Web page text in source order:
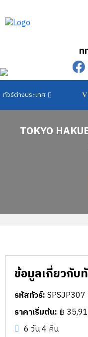
ท
TOKYO
ข้อมูลเกี่ยวกับ
รหัสทัวร์:SPSJP307
ราคาเริ่มต้น: ฿
6 วัน 4 คืน